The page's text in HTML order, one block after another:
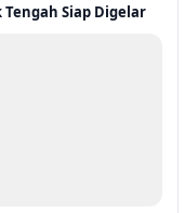
Siap Digelar